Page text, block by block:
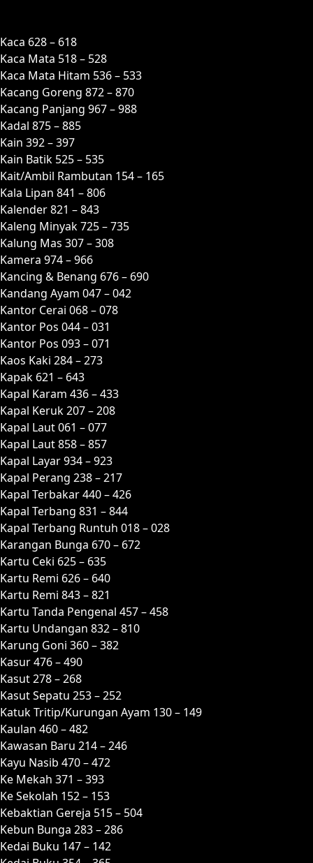
Kaca 628 – 618
Kaca Mata 518 – 528
Kaca Mata Hitam 536 – 533
Kacang Goreng 872 – 870
Kacang Panjang 967 – 988
Kadal 875 – 885
Kain 392 – 397
Kain Batik 525 – 535
Kait/Ambil Rambutan 154 – 165
Kala Lipan 841 – 806
Kalender 821 – 843
Kaleng Minyak 725 – 735
Kalung Mas 307 – 308
Kamera 974 – 966
Kancing & Benang 676 – 690
Kandang Ayam 047 – 042
Kantor Cerai 068 – 078
Kantor Pos 044 – 031
Kantor Pos 093 – 071
Kaos Kaki 284 – 273
Kapak 621 – 643
Kapal Karam 436 – 433
Kapal Keruk 207 – 208
Kapal Laut 061 – 077
Kapal Laut 858 – 857
Kapal Layar 934 – 923
Kapal Perang 238 – 217
Kapal Terbakar 440 – 426
Kapal Terbang 831 – 844
Kapal Terbang Runtuh 018 – 028
Karangan Bunga 670 – 672
Kartu Ceki 625 – 635
Kartu Remi 626 – 640
Kartu Remi 843 – 821
Kartu Tanda Pengenal 457 – 458
Kartu Undangan 832 – 810
Karung Goni 360 – 382
Kasur 476 – 490
Kasut 278 – 268
Kasut Sepatu 253 – 252
Katuk Tritip/Kurungan Ayam 130 – 149
Kaulan 460 – 482
Kawasan Baru 214 – 246
Kayu Nasib 470 – 472
Ke Mekah 371 – 393
Ke Sekolah 152 – 153
Kebaktian Gereja 515 – 504
Kebun Bunga 283 – 286
Kedai Buku 147 – 142